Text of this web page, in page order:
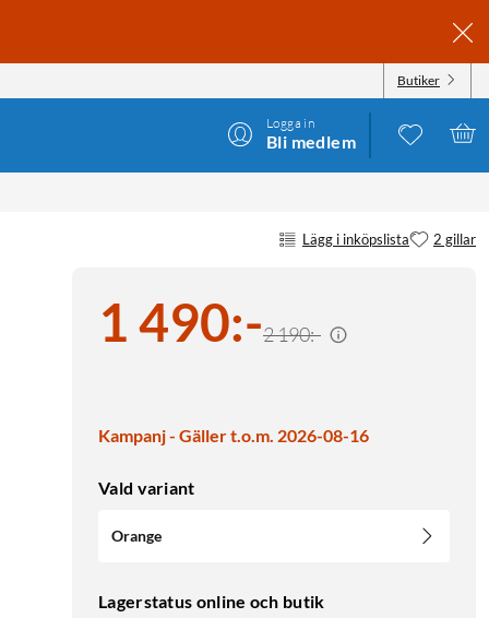
Butiker
Logga in
Bli medlem
Lägg i inköpslista 2 gillar
1 490:-2 190:-
Kampanj - Gäller t.o.m. 2026-08-16
Vald variant
Orange
Lagerstatus online och butik